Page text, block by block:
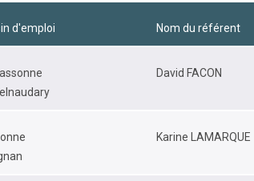
d'emploi Nom du référent
David FACON
Karine LAMARQUE